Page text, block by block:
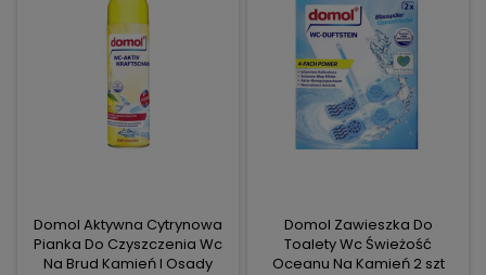
Domol Aktywna Cytrynowa
Pianka Do Czyszczenia Wc
Na Brud Kamień I Osady
Domol Zawieszka Do
Toalety Wc Świeżość
Oceanu Na Kamień 2 szt